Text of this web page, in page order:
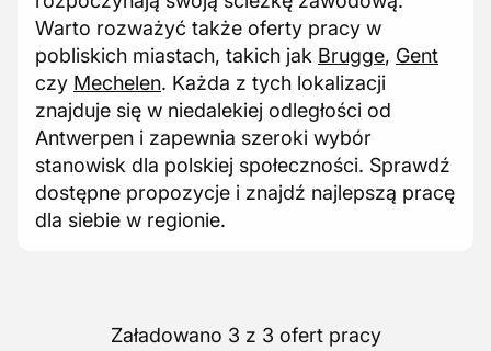
Warto rozważyć także oferty pracy w
pobliskich miastach, takich jak Brugge, Gent
czy Mechelen. Każda z tych lokalizacji
znajduje się w niedalekiej odległości od
Antwerpen i zapewnia szeroki wybór
stanowisk dla polskiej społeczności. Sprawdź
dostępne propozycje i znajdź najlepszą pracę
dla siebie w regionie.
Załadowano 3 z 3 ofert pracy